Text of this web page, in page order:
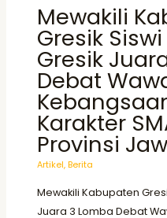
Mewakili
Gresik
Gresik
Debat
Karakter
Provinsi
Artikel,Berita
Mewakili Kabupaten
Juara 3 Lomba Debat